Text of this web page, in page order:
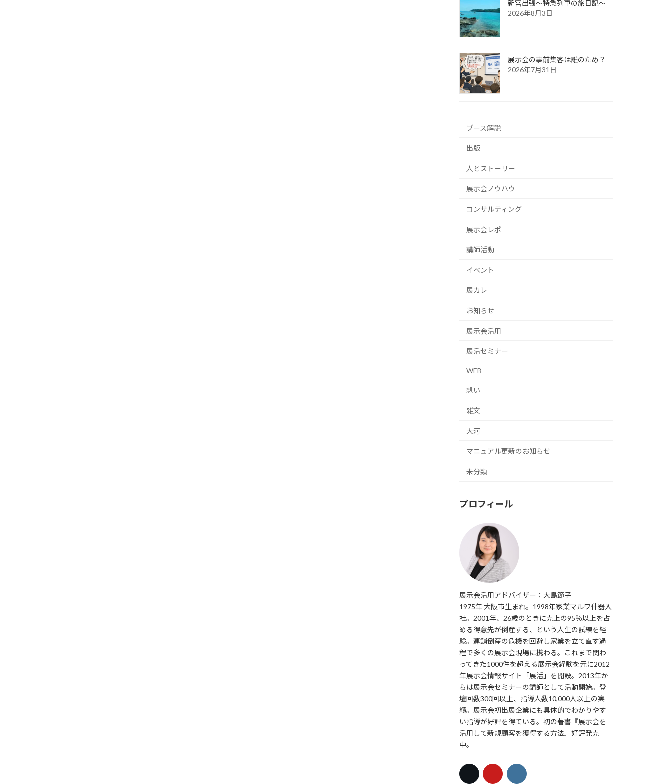
新宮出張～特急列車の旅日記～
2026年8月3日
展示会の事前集客は誰のため？
2026年7月31日
ブース解説
出版
人とストーリー
展示会ノウハウ
コンサルティング
展示会レポ
講師活動
イベント
展カレ
お知らせ
展示会活用
展活セミナー
WEB
想い
雑文
大河
マニュアル更新のお知らせ
未分類
プロフィール
展示会活用アドバイザー：大島節子
1975年 大阪市生まれ。1998年家業マルワ什器入
社。2001年、26歳のときに売上の95％以上を占
める得意先が倒産する、という人生の試練を経
験。連鎖倒産の危機を回避し家業を立て直す過
程で多くの展示会現場に携わる。これまで関わ
ってきた1000件を超える展示会経験を元に2012
年展示会情報サイト「展活」を開設。2013年か
らは展示会セミナーの講師として活動開始。登
壇回数300回以上、指導人数10,000人以上の実
績。展示会初出展企業にも具体的でわかりやす
い指導が好評を得ている。初の著書『展示会を
活用して新規顧客を獲得する方法』好評発売
中。